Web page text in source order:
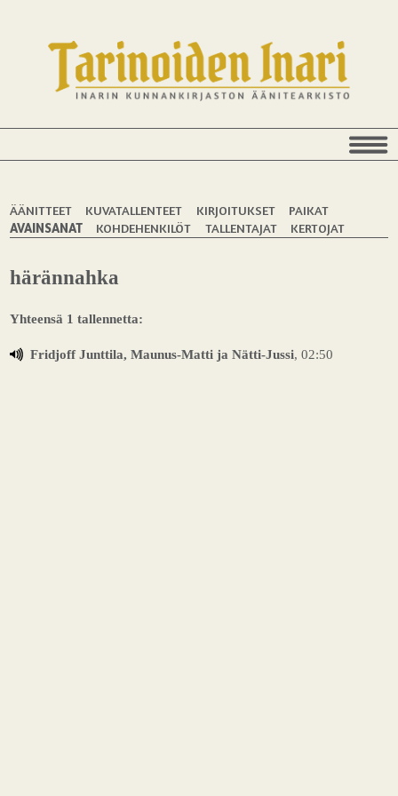
ÄÄNITTEET KUVATALLENTEET KIRJOITUKSET
PAIKAT
AVAINSANAT
KOHDEHENKILÖT TALLENTAJAT KERTOJAT
härännahka
Yhteensä 1 tallennetta:
Fridjoff Junttila, Maunus-Matti ja Nätti-Jussi, 02:50